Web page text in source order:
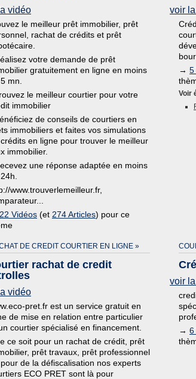
vidéo
le meilleur prêt immobilier, prêt
rachat de crédits et prêt
votre demande de prêt
gratuitement en ligne en moins
mn.
le meilleur courtier pour votre
immobilier
de conseils de courtiers en
immobiliers et faites vos simulations
en ligne pour trouver le meilleur
immobilier.
une réponse adaptée en moins
www.trouverlemeilleur.fr,
22 Vidéos (et 274 Articles) pour ce
voir
→ 5
Voir
DE CREDIT COURTIER EN LIGNE »
rachat de credit
vidéo
pret.fr est un service gratuit en
de mise en relation entre particulier
courtier spécialisé en financement.
ce soit pour un rachat de crédit, prêt
prêt travaux, prêt professionnel
de la défiscalisation nos experts
ECO PRET sont là pour
voir
→ 6